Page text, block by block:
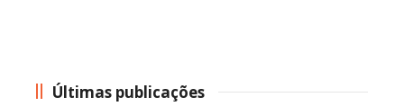
Últimas publicações